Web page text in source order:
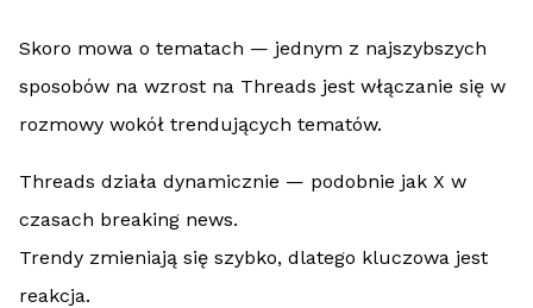
Skoro mowa o tematach — jednym z najszybszych
sposobów na wzrost na Threads jest włączanie się w
rozmowy wokół trendujących tematów.
Threads działa dynamicznie — podobnie jak X w
czasach breaking news.
Trendy zmieniają się szybko, dlatego kluczowa jest
reakcja.